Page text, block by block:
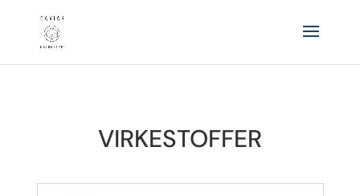
VIRKESTOFFER